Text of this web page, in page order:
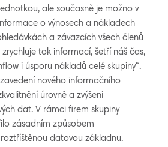
ale současně je možno v
o výnosech a nákladech
a závazcích všech členů
zrychluje tok informací, šetří náš čas,
i úsporu nákladů celé skupiny“.
nového informačního
úrovně a zvýšení
dat. V rámci firem skupiny
zásadním způsobem
datovou základnu.